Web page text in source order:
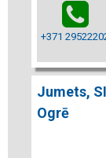
+371
Jumets,
Ogrē